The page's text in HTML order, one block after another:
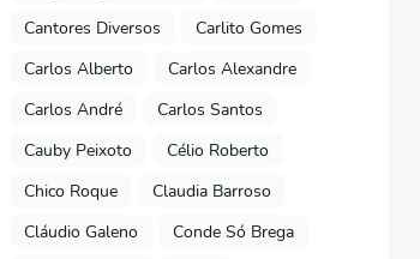
Cantores Diversos
Carlito Gomes
Carlos Alberto
Carlos Alexandre
Carlos André
Carlos Santos
Cauby Peixoto
Célio Roberto
Chico Roque
Claudia Barroso
Cláudio Galeno
Conde Só Brega